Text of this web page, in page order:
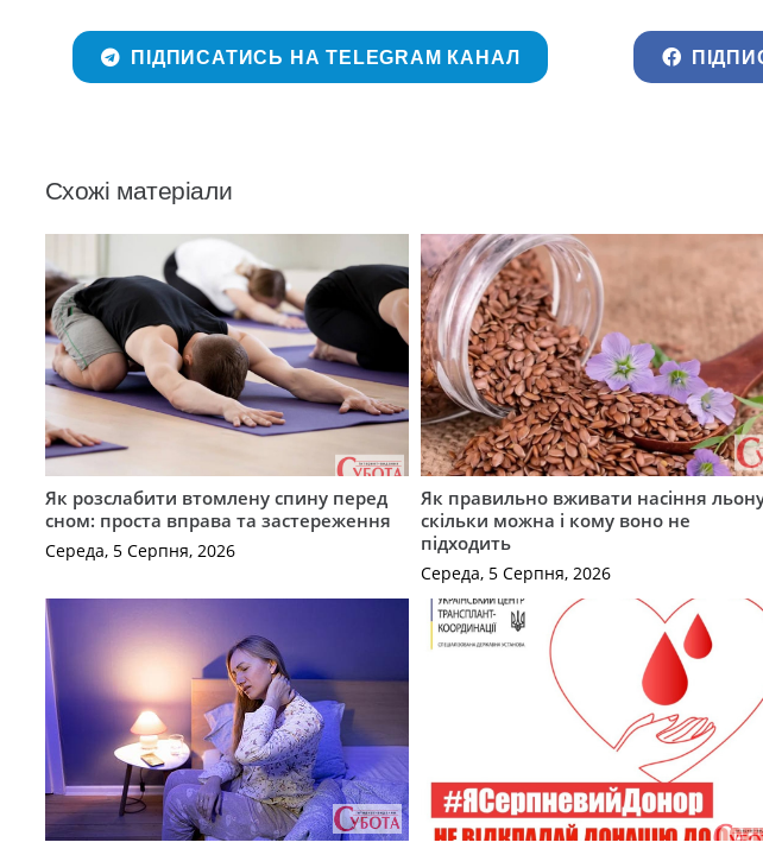
ПІДПИСАТИСЬ НА TELEGRAM КАНАЛ
Схожі матеріали
Як розслабити втомлену спину перед
сном: проста вправа та застереження
Середа, 5 Серпня, 2026
Як правильно вживати насіння
скільки можна і кому воно не
підходить
Середа, 5 Серпня, 2026